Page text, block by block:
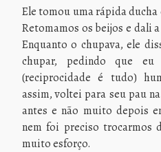
Ele tomou uma rápida ducha
Retomamos os beijos e dali
Enquanto o chupava, ele
chupar, pedindo que
(reciprocidade é tudo)
assim, voltei para seu pau
antes e não muito depois
nem foi preciso trocarmos
muito esforço.